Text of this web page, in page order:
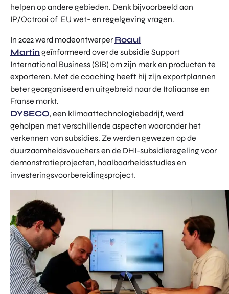
helpen op andere gebieden. Denk bijvoorbeeld aan
IP/Octrooi of EU wet- en regelgeving vragen.
In 2022 werd modeontwerper Roaul
Martingeïnformeerd over de subsidie Support
International Business (SIB) om zijn merk en producten te
exporteren. Met de coaching heeft hij zijn exportplannen
beter georganiseerd en uitgebreid naar de Italiaanse en
Franse markt.
DYSECO, een klimaattechnologiebedrijf, werd
geholpen met verschillende aspecten waaronder het
verkennen van subsidies. Ze werden gewezen op de
duurzaamheidsvouchers en de DHI-subsidieregeling voor
demonstratieprojecten, haalbaarheidsstudies en
investeringsvoorbereidingsproject.